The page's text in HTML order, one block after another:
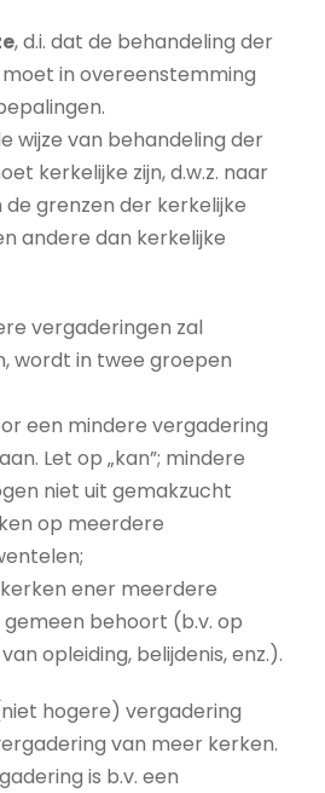
, d.i. dat de behandeling der
in overeenstemming
wijze van behandeling der
kerkelijke zijn, d.w.z. naar
grenzen der kerkelijke
andere dan kerkelijke
vergaderingen zal
wordt in twee groepen
een mindere vergadering
Let op „kan”; mindere
niet uit gemakzucht
op meerdere
ener meerdere
behoort (b.v. op
opleiding, belijdenis, enz.).
hogere) vergadering
van meer kerken.
is b.v. een